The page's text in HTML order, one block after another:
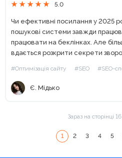
5.0
Чи ефективні посилання у 2025
пошукові системи завжди
працювати на беклінках. Але
вдається розкрити секрети
через нестачу потрібних...
#Оптимізація сайту #SEO #SEO-
Є. Мідько
Зараз на сторінці
1 2 3 4 5